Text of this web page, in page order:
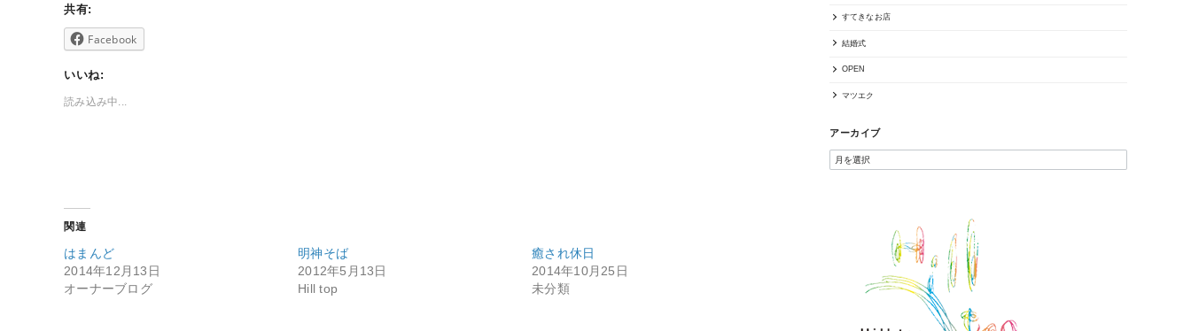
共有:
Facebook
いいね:
読み込み中...
関連
はまんど
2014年12月13日
オーナーブログ
明神そば
2012年5月13日
Hill top
癒され休日
2014年10月25日
未分類
すてきなお店
結婚式
OPEN
マツエク
アーカイブ